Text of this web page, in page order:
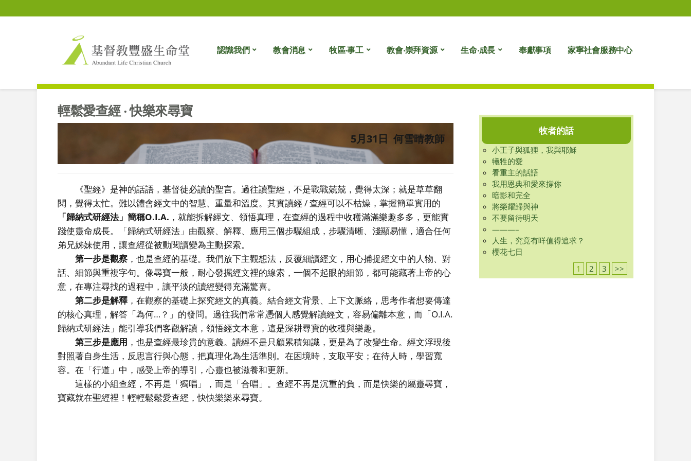
認識我們 教會消息 牧區‧事工 教會‧崇拜資源 生命‧成長 奉獻事項 家寧社會服務中心
輕鬆愛查經 ‧ 快樂來尋寶
5月31日 何雪晴教師
《聖經》是神的話語，基督徒必讀的聖言。過往讀聖經，不是戰戰兢兢，覺得太深；就是草草翻
閱，覺得太忙。難以體會經文中的智慧、重量和溫度。其實讀經 / 查經可以不枯燥，掌握簡單實用的
「歸納式研經法」簡稱O.I.A. ，就能拆解經文、領悟真理，在查經的過程中收穫滿滿樂趣多多，更能實
踐使靈命成長。「歸納式研經法」由觀察、解釋、應用三個步驟組成，步驟清晰、淺顯易懂，適合任何
弟兄姊妹使用，讓查經從被動閱讀變為主動探索。
第一步是觀察 ，也是查經的基礎。我們放下主觀想法，反覆細讀經文，用心捕捉經文中的人物、對
話、細節與重複字句。像尋寶一般，耐心發掘經文裡的線索，一個不起眼的細節，都可能藏著上帝的心
意，在專注尋找的過程中，讓平淡的讀經變得充滿驚喜。
第二步是解釋 ，在觀察的基礎上探究經文的真義。結合經文背景、上下文脈絡，思考作者想要傳達
的核心真理，解答「為何…？」的發問。過往我們常常憑個人感覺解讀經文，容易偏離本意，而「O.I.A.
歸納式研經法」能引導我們客觀解讀，領悟經文本意，這是深耕尋寶的收穫與樂趣。
第三步是應用 ，也是查經最珍貴的意義。讀經不是只顧累積知識，更是為了改變生命。經文浮現後
對照著自身生活，反思言行與心態，把真理化為生活準則。在困境時，支取平安；在待人時，學習寬
容。在「行道」中，感受上帝的導引，心靈也被滋養和更新。
這樣的小組查經，不再是「獨唱」，而是「合唱」。查經不再是沉重的負，而是快樂的屬靈尋寶，
寶藏就在聖經裡！輕輕鬆鬆愛查經，快快樂樂來尋寶。
牧者的話
小王子與狐狸，我與耶穌
犧牲的愛
看重主的話語
我用恩典和愛來撐你
暗影和完全
將榮耀歸與神
不要留待明天
———–
人生，究竟有咩值得追求？
櫻花七日
1
2 3 >>